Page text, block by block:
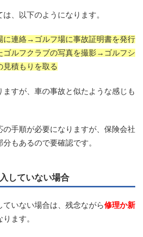
、以下のようになります。
に連絡→ゴルフ場に事故証明書を発行
ゴルフクラブの写真を撮影→ゴルフシ
見積もりを取る
ますが、車の事故と似たような感じも
の手順が必要になりますが、保険会社
もあるので要確認です。
していない場合
ていない場合は、残念ながら修理か新
ります。